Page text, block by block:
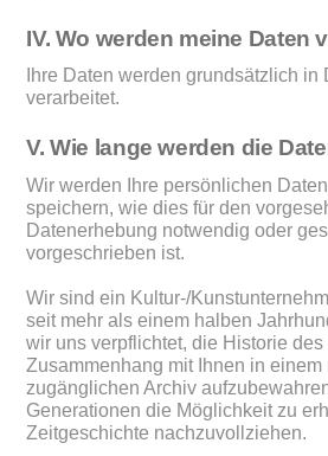
IV. Wo werden meine Daten
Ihre Daten werden grundsätzlich in
verarbeitet.
V. Wie lange werden die
Wir werden Ihre persönlichen
speichern, wie dies für den
Datenerhebung notwendig oder
vorgeschrieben ist.
Wir sind ein Kultur-/
seit mehr als einem halben
wir uns verpflichtet, die Historie
Zusammenhang mit Ihnen in einem
zugänglichen Archiv
Generationen die Möglichkeit zu
Zeitgeschichte nachzuvollziehen.